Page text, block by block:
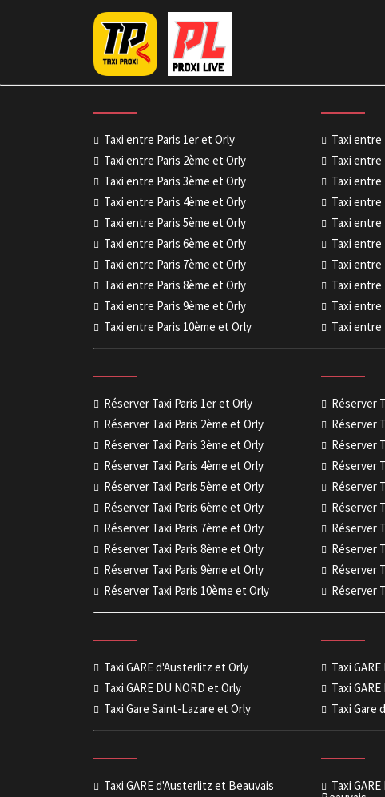
Taxi entre Paris 1er et Orly
Taxi entre Paris 2ème et Orly
Taxi entre Paris 3ème et Orly
Taxi entre Paris 4ème et Orly
Taxi entre Paris 5ème et Orly
Taxi entre Paris 6ème et Orly
Taxi entre Paris 7ème et Orly
Taxi entre Paris 8ème et Orly
Taxi entre Paris 9ème et Orly
Taxi entre Paris 10ème et Orly
Taxi entre
Taxi entre
Taxi entre
Taxi entre
Taxi entre
Taxi entre
Taxi entre
Taxi entre
Taxi entre
Taxi entre
Réserver Taxi Paris 1er et Orly
Réserver Taxi Paris 2ème et Orly
Réserver Taxi Paris 3ème et Orly
Réserver Taxi Paris 4ème et Orly
Réserver Taxi Paris 5ème et Orly
Réserver Taxi Paris 6ème et Orly
Réserver Taxi Paris 7ème et Orly
Réserver Taxi Paris 8ème et Orly
Réserver Taxi Paris 9ème et Orly
Réserver Taxi Paris 10ème et Orly
Réserver
Réserver
Réserver
Réserver
Réserver
Réserver
Réserver
Réserver
Réserver
Réserver
Taxi GARE d'Austerlitz et Orly
Taxi GARE DU NORD et Orly
Taxi Gare Saint-Lazare et Orly
Taxi
Taxi
Taxi Gare
Taxi GARE d'Austerlitz et Beauvais Taxi